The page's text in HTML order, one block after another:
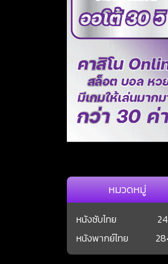
หมวดหมู่
หนังซับไทย
หนังพากย์ไทย